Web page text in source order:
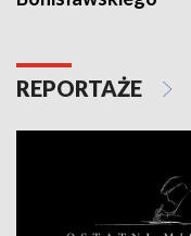
REPORTAŻE